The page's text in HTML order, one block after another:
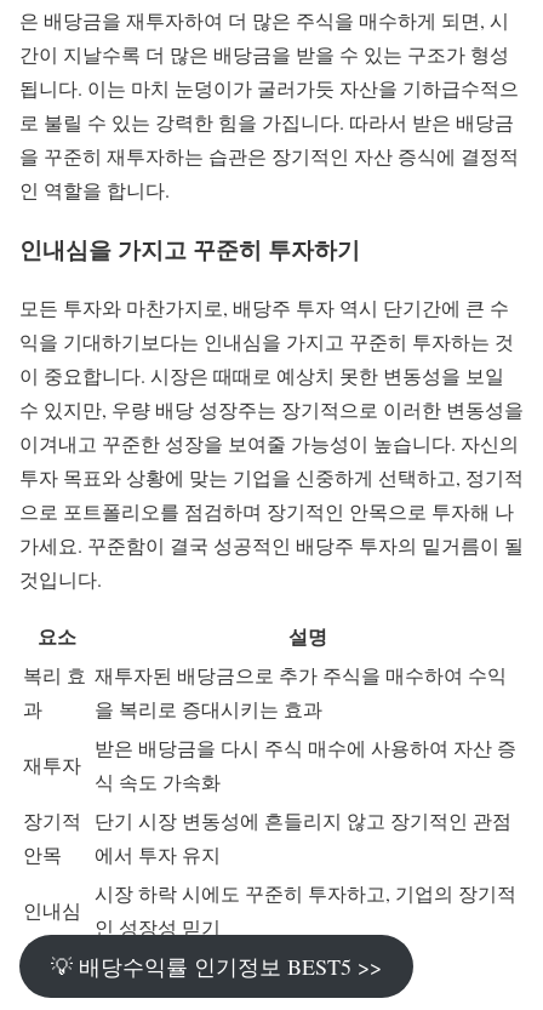
은 배당금을 재투자하여 더 많은 주식을 매수하게 되면, 시
간이 지날수록 더 많은 배당금을 받을 수 있는 구조가 형성
됩니다. 이는 마치 눈덩이가 굴러가듯 자산을 기하급수적으
로 불릴 수 있는 강력한 힘을 가집니다. 따라서 받은 배당금
을 꾸준히 재투자하는 습관은 장기적인 자산 증식에 결정적
인 역할을 합니다.
인내심을 가지고 꾸준히 투자하기
모든 투자와 마찬가지로, 배당주 투자 역시 단기간에 큰 수
익을 기대하기보다는 인내심을 가지고 꾸준히 투자하는 것
이 중요합니다. 시장은 때때로 예상치 못한 변동성을 보일
수 있지만, 우량 배당 성장주는 장기적으로 이러한 변동성을
이겨내고 꾸준한 성장을 보여줄 가능성이 높습니다. 자신의
투자 목표와 상황에 맞는 기업을 신중하게 선택하고, 정기적
으로 포트폴리오를 점검하며 장기적인 안목으로 투자해 나
가세요. 꾸준함이 결국 성공적인 배당주 투자의 밑거름이 될
것입니다.
요소 설명
복리 효
과
재투자된 배당금으로 추가 주식을 매수하여 수익
을 복리로 증대시키는 효과
재투자
받은 배당금을 다시 주식 매수에 사용하여 자산 증
식 속도 가속화
장기적
안목
단기 시장 변동성에 흔들리지 않고 장기적인 관점
에서 투자 유지
인내심
시장 하락 시에도 꾸준히 투자하고, 기업의 장기적
인 성장성 믿기
💡 배당수익률 인기정보 BEST5 >>